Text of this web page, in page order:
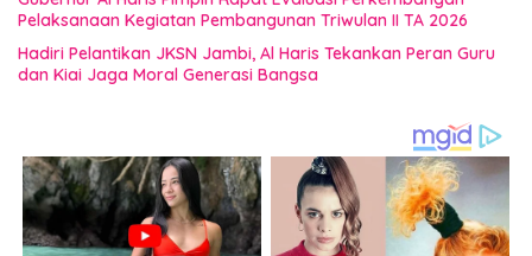
Pelaksanaan Kegiatan Pembangunan Triwulan II TA 2026
Hadiri Pelantikan JKSN Jambi, Al Haris Tekankan Peran Guru
dan Kiai Jaga Moral Generasi Bangsa